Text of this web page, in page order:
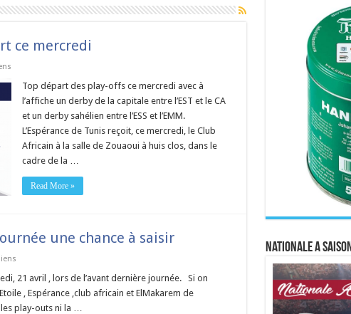
ce mercredi
Top départ des play-offs ce mercredi avec à
l’affiche un derby de la capitale entre l’EST et le CA
et un derby sahélien entre l’ESS et l’EMM.
L’Espérance de Tunis reçoit, ce mercredi, le Club
Africain à la salle de Zouaoui à huis clos, dans le
cadre de la …
Read More »
une chance à saisir
21 avril , lors de l’avant dernière journée. Si on
, Espérance ,club africain et ElMakarem de
play-outs ni la …
Nationale A